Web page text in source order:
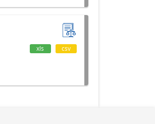
xls csv